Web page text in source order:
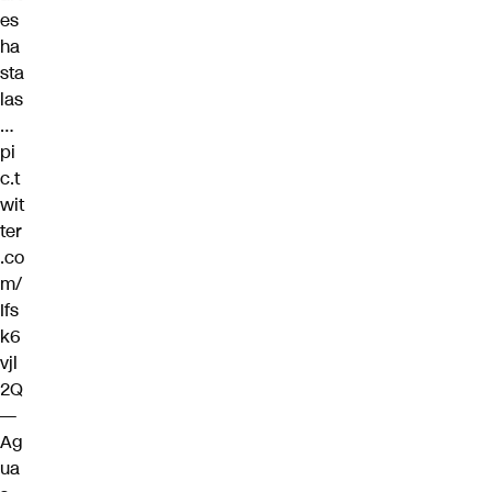
es
ha
sta
las
…
pi
c.t
wit
ter
.co
m/
Ifs
k6
vjl
2Q
—
Ag
ua